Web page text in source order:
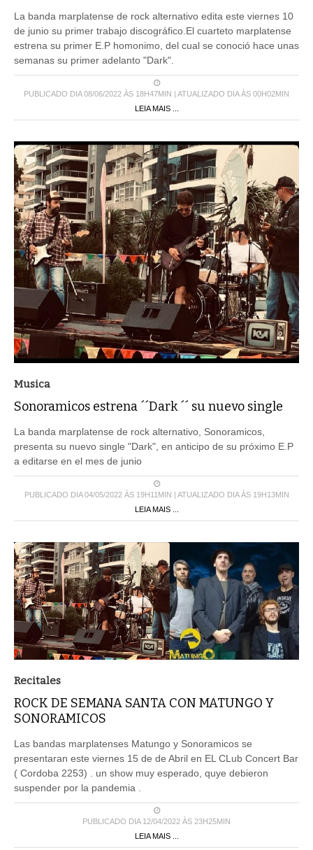
La banda marplatense de rock alternativo edita este viernes 10
de junio su primer trabajo discográfico.El cuarteto marplatense
estrena su primer E.P homonimo, del cual se conoció hace unas
semanas su primer adelanto "Dark".
PUBLICADO DIA 08/06/2022 ÀS 18H47MIN | ATUALIZADO DIA ÀS 00H02MIN
LEIA MAIS ...
Musica
Sonoramicos estrena ´´Dark ´´ su nuevo single
La banda marplatense de rock alternativo, Sonoramicos,
presenta su nuevo single "Dark", en anticipo de su próximo E.P
a editarse en el mes de junio
PUBLICADO DIA 04/05/2022 ÀS 19H11MIN | ATUALIZADO DIA ÀS 19H13MIN
LEIA MAIS ...
Recitales
ROCK DE SEMANA SANTA CON MATUNGO Y
SONORAMICOS
Las bandas marplatenses Matungo y Sonoramicos se
presentaran este viernes 15 de de Abril en EL CLub Concert Bar
( Cordoba 2253) . un show muy esperado, quye debieron
suspender por la pandemia .
PUBLICADO DIA 12/04/2022 ÀS 23H25MIN
LEIA MAIS ...